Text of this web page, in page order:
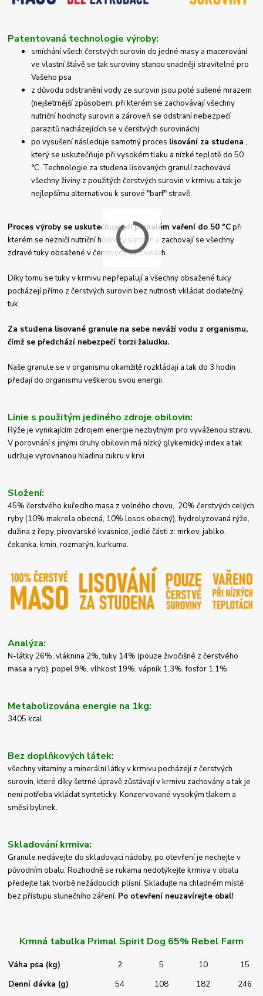
Patentovaná technologie výroby:
smíchání všech čerstvých surovin do jedné masy a macerování
ve vlastní šťávě se tak suroviny stanou snadněji stravitelné pro
Vašeho psa
z důvodu odstranění vody ze surovin jsou poté sušené mrazem
(nejšetrnější způsobem, při kterém se zachovávají všechny
nutriční hodnoty surovin a zároveň se odstraní nebezpečí
parazitů nacházejících se v čerstvých surovinách)
po vysušení následuje samotný proces lisování za studena ,
který se uskutečňuje při vysokém tlaku a nízké teplotě do 50
°C. Technologie za studena lisovaných granulí zachovává
všechny živiny z použitých čerstvých surovin v krmivu a tak je
nejlepšímu alternativou k surové "barf" stravě.
Proces výroby se uskutečňuje při pomalém vaření do 50 °Cpři
kterém se nezničí nutriční hodnoty surovin a zachovají se všechny
zdravé tuky obsažené v čerstvých surovinách.
Díky tomu se tuky v krmivu nepřepalují a všechny obsažené tuky
pocházejí přímo z čerstvých surovin bez nutnosti vkládat dodatečný
tuk.
Za studena lisované granule na sebe neváží vodu z organismu,
čímž se předchází nebezpečí torzi žaludku.
Naše granule se v organismu okamžitě rozkládají a tak do 3 hodin
předají do organismu veškerou svou energii.
Linie s použitým jediného zdroje obilovin:
Rýže je vynikajícím zdrojem energie nezbytným pro vyváženou stravu.
V porovnání s jinými druhy obilovin má nízký glykemický index a tak
udržuje vyrovnanou hladinu cukru v krvi.
Složení:
45% čerstvého kuřecího masa z volného chovu, 20% čerstvých celých
ryby (10% makrela obecná, 10% losos obecný), hydrolyzovaná rýže,
dužina z řepy, pivovarské kvasnice, jedlé části z: mrkev, jablko,
čekanka, kmín, rozmarýn, kurkuma.
Analýza:
N-látky 26%, vláknina 2%, tuky 14% (pouze živočišné z čerstvého
masa a ryb), popel 9%, vlhkost 19%, vápník 1,3%, fosfor 1,1%.
Metabolizována energie na 1kg:
3405 kcal
Bez doplňkových látek:
všechny vitamíny a minerální látky v krmivu pocházejí z čerstvých
surovin, které díky šetrné úpravě zůstávají v krmivu zachovány a tak je
není potřeba vkládat synteticky. Konzervované vysokým tlakem a
směsí bylinek.
Skladování krmiva:
Granule nedávejte do skladovací nádoby, po otevření je nechejte v
původním obalu. Rozhodně se rukama nedotýkejte krmiva v obalu
předejte tak tvorbě nežádoucích plísní.Skladujte na chladném místě
bez přístupu slunečního záření. Po otevření neuzavírejte obal!
Krmná tabulka Primal Spirit Dog 65% Rebel Farm
Váha psa (kg) 2 5 10
15
Denní dávka (g)
54 108 182 246